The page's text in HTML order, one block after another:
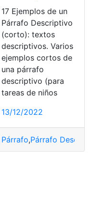
17 Ejemplos de un
Párrafo Descriptivo
(corto): textos
descriptivos. Varios
ejemplos cortos de
una párrafo
descriptivo (para
tareas de niños
13/12/2022
Párrafo,Párrafo